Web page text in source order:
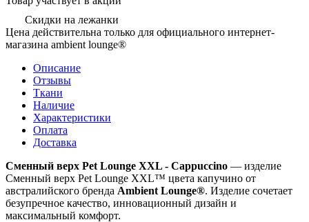
Скидки на лежанки
Цена действительна только для официального интернет-
магазина ambient lounge®
Описание
Отзывы
Ткани
Наличие
Характеристики
Оплата
Доставка
Сменный верх Pet Lounge XXL - Cappuccino — изделие
Сменный верх Pet Lounge XXL™ цвета капучино от
австралийского бренда Ambient Lounge®. Изделие сочетает
безупречное качество, инновационный дизайн и
максимальный комфорт.